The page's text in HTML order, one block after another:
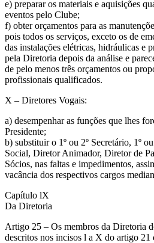
e) preparar os materiais e aquisições
eventos pelo Clube;
f) obter orçamentos para as
pois todos os serviços, exceto os de
das instalações elétricas, hidráulicas e
pela Diretoria depois da análise e
de pelo menos três orçamentos ou
profissionais qualificados.
X – Diretores Vogais:
a) desempenhar as funções que lhes
Presidente;
b) substituir o 1º ou 2º Secretário, 1º
Social, Diretor Animador, Diretor de
Sócios, nas faltas e impedimentos,
vacância dos respectivos cargos
Capítulo lX
Da Diretoria
Artigo 25 – Os membros da Diretoria
descritos nos incisos l a X do artigo 21